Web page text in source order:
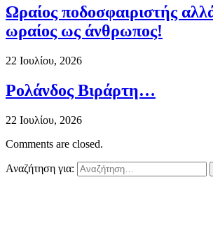
Ωραίος ποδοσφαιριστής
ωραίος ως άνθρωπος!
22 Ιουλίου, 2026
Ρολάνδος Βιράρτη…
22 Ιουλίου, 2026
Comments are closed.
Αναζήτηση για: